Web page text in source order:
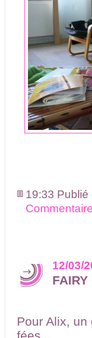
19:33
12/03/
Pour Alix,
fées...